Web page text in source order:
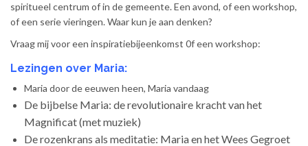
spiritueel centrum of in de gemeente. Een avond, of een workshop,
of een serie vieringen. Waar kun je aan denken?
Vraag mij voor een inspiratiebijeenkomst 0f een workshop:
Lezingen over Maria:
Maria door de eeuwen heen, Maria vandaag
De bijbelse Maria: de revolutionaire kracht van het
Magnificat (met muziek)
De rozenkrans als meditatie: Maria en het Wees Gegroet